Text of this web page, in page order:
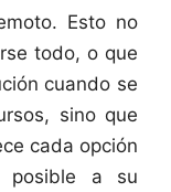
Esto no
todo, o que
cuando se
sino que
cada opción
posible a su